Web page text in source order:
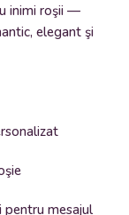
inimi roşii —
elegant şi
mesajul